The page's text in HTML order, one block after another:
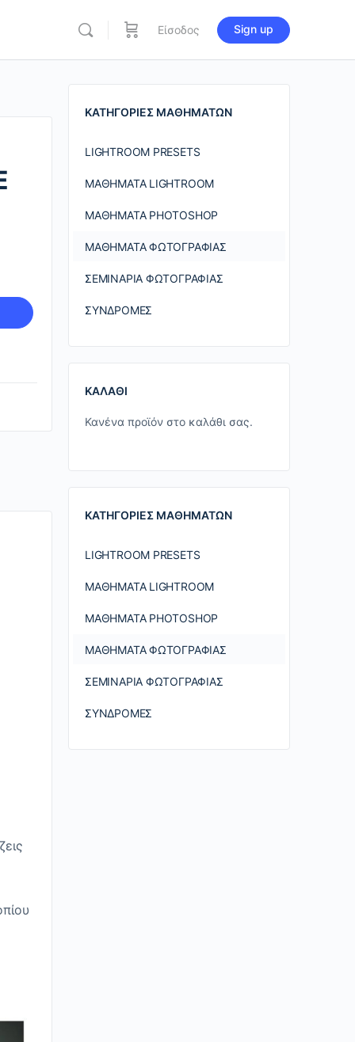
Είσοδος Sign up
ΚΑΤΗΓΟΡΊΕΣ ΜΑΘΗΜΆΤΩΝ
LIGHTROOM PRESETS
ΜΑΘΉΜΑΤΑ LIGHTROOM
ΜΑΘΉΜΑΤΑ PHOTOSHOP
ΜΑΘΉΜΑΤΑ ΦΩΤΟΓΡΑΦΊΑΣ
ΣΕΜΙΝΆΡΙΑ ΦΩΤΟΓΡΑΦΊΑΣ
ΣΥΝΔΡΟΜΈΣ
ΚΑΛΆΘΙ
Κανένα προϊόν στο καλάθι σας.
ΚΑΤΗΓΟΡΊΕΣ ΜΑΘΗΜΆΤΩΝ
LIGHTROOM PRESETS
ΜΑΘΉΜΑΤΑ LIGHTROOM
ΜΑΘΉΜΑΤΑ PHOTOSHOP
ΜΑΘΉΜΑΤΑ ΦΩΤΟΓΡΑΦΊΑΣ
ΣΕΜΙΝΆΡΙΑ ΦΩΤΟΓΡΑΦΊΑΣ
ΣΥΝΔΡΟΜΈΣ